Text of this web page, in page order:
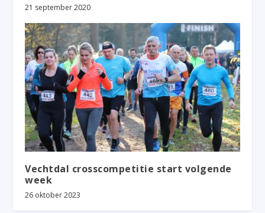
21 september 2020
Vechtdal crosscompetitie start volgende
week
26 oktober 2023